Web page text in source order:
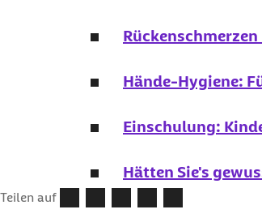
Hände-Hygiene:
Einschulung:
Hätten Sie's
Teilen auf